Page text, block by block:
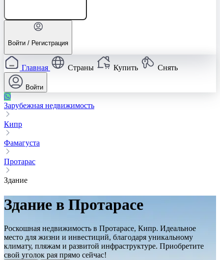
Войти / Регистрация
Главная Страны Купить Снять
Войти
Зарубежная недвижимость
Кипр
Фамагуста
Протарас
Здание
Здание в Протарасе
Роскошная недвижимость в Протарасе, Кипр. Идеальное
место для жизни и инвестиций, благодаря уникальному
климату, пляжам и развитой инфраструктуре. Приобретите
свой уголок рая прямо сейчас!